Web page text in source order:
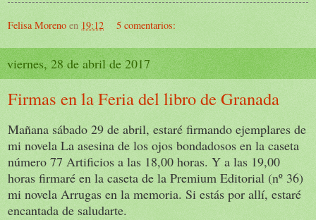
Felisa Moreno en 19:12 5 comentarios:
viernes, 28 de abril de 2017
Firmas en la Feria del libro de Granada
Mañana sábado 29 de abril, estaré firmando ejemplares de
mi novela La asesina de los ojos bondadosos en la caseta
número 77 Artificios a las 18,00 horas. Y a las 19,00
horas firmaré en la caseta de la Premium Editorial (nº 36)
mi novela Arrugas en la memoria. Si estás por allí, estaré
encantada de saludarte.